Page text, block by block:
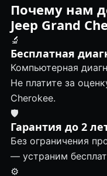
Почему нам
Jeep Grand
🔬
Бесплатная
Компьютерная
Не платите за
Cherokee.
🛡
Гарантия до 2
Без ограничения
— устраним
⚙️